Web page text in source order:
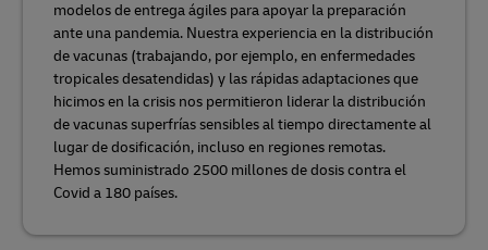
modelos de entrega ágiles para apoyar la preparación
ante una pandemia. Nuestra experiencia en la distribución
de vacunas (trabajando, por ejemplo, en enfermedades
tropicales desatendidas) y las rápidas adaptaciones que
hicimos en la crisis nos permitieron liderar la distribución
de vacunas superfrías sensibles al tiempo directamente al
lugar de dosificación, incluso en regiones remotas.
Hemos suministrado 2500 millones de dosis contra el
Covid a 180 países.